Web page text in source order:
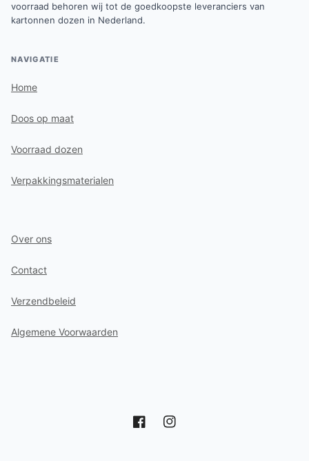
voorraad behoren wij tot de goedkoopste leveranciers van
kartonnen dozen in Nederland.
NAVIGATIE
Home
Doos op maat
Voorraad dozen
Verpakkingsmaterialen
Over ons
Contact
Verzendbeleid
Algemene Voorwaarden
FacebookInstagram